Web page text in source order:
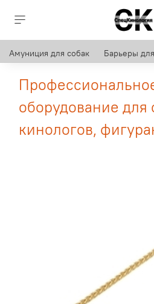
Амуниция для собак Барьеры
оборудование для
кинологов,